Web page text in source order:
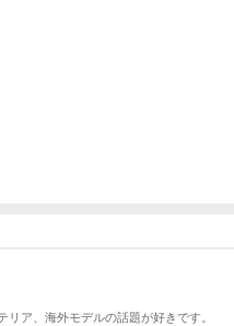
リア、海外モデルの話題が好きです。